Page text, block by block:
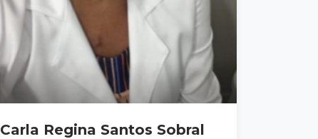
Carla Regina Santos Sobral